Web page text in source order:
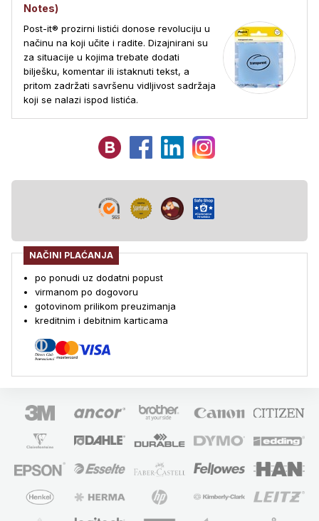
Notes)
Post-it® prozirni listići donose revoluciju u
načinu na koji učite i radite. Dizajnirani su
za situacije u kojima trebate dodati
bilješku, komentar ili istaknuti tekst, a
pritom zadržati savršenu vidljivost sadržaja
koji se nalazi ispod listića.
NAČINI PLAĆANJA
po ponudi uz dodatni popust
virmanom po dogovoru
gotovinom prilikom preuzimanja
kreditnim i debitnim karticama